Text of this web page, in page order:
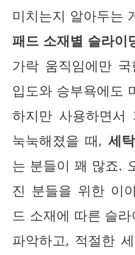
미치는지 알아두는
패드 소재별 슬라이
가락 움직임에만
입도와 승부욕에도
하지만 사용하면서
눅눅해졌을 때, 세
는 분들이 꽤 많죠.
진 분들을 위한 이
드 소재에 따른 슬
파악하고, 적절한